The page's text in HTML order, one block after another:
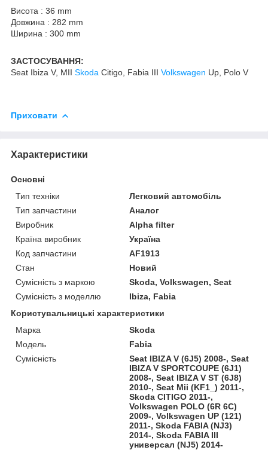
Висота : 36 mm
Довжина : 282 mm
Ширина : 300 mm
ЗАСТОСУВАННЯ:
Seat Ibiza V, MII Skoda Citigo, Fabia III Volkswagen Up, Polo V
Приховати
Характеристики
Основні
Тип техніки
Легковий автомобіль
Тип запчастини
Аналог
Виробник
Alpha filter
Країна виробник
Україна
Код запчастини
AF1913
Стан
Новий
Сумісність з маркою
Skoda, Volkswagen, Seat
Сумісність з моделлю
Ibiza, Fabia
Користувальницькі характеристики
Марка
Skoda
Модель
Fabia
Сумісність
Seat IBIZA V (6J5) 2008-, Seat
IBIZA V SPORTCOUPE (6J1)
2008-, Seat IBIZA V ST (6J8)
2010-, Seat Mii (KF1_) 2011-,
Skoda CITIGO 2011-,
Volkswagen POLO (6R 6C)
2009-, Volkswagen UP (121)
2011-, Skoda FABIA (NJ3)
2014-, Skoda FABIA III
универсал (NJ5) 2014-